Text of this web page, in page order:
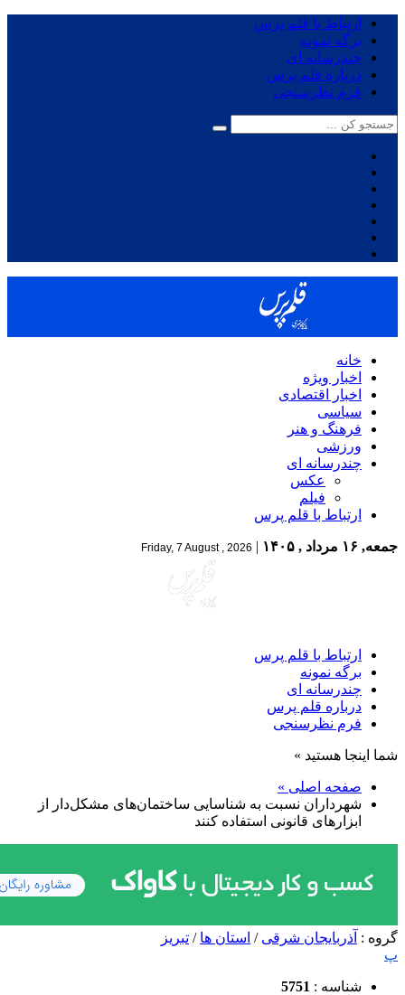
ارتباط با قلم پرس
برگه نمونه
چندرسانه ای
درباره قلم پرس
فرم نظرسنجی
خانه
اخبار ویژه
اخبار اقتصادی
سیاسی
فرهنگ و هنر
ورزشی
چندرسانه ای
عکس
فیلم
ارتباط با قلم پرس
جمعه, ۱۶ مرداد , ۱۴۰۵ |
Friday, 7 August , 2026
ارتباط با قلم پرس
برگه نمونه
چندرسانه ای
درباره قلم پرس
فرم نظرسنجی
شما اینجا هستید »
صفحه اصلی »
شهرداران نسبت به شناسایی ساختمان‌های مشکل‌دار از
ابزارهای قانونی استفاده کنند
گروه : آذربایجان شرقی / استان ها / تبریز
پ
شناسه : 5751